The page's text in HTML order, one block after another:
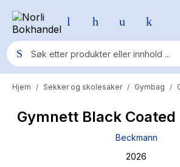
Populære søk
Pokemon
Fury Bound - Sable Sorensen
Hjem / Sekker og skolesaker / Gymbag /
Gymnett Black
Beckmann
2026